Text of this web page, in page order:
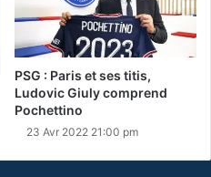
PSG : Paris et ses titis,
Ludovic Giuly comprend
Pochettino
23 Avr 2022 21:00 pm